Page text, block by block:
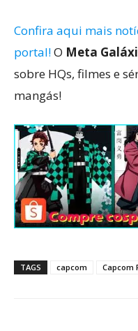
Confira aqui mais
portal!O Meta
sobre HQs, filmes e
mangás!
TAGS capcom Capcom